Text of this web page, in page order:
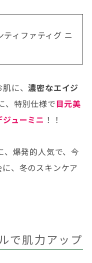
ティファティグ ニ
肌に、濃密なエイジ
、特別仕様で目元美
ューミニ ！！
爆発的人気で、今
、冬のスキンケア
で肌力アップ